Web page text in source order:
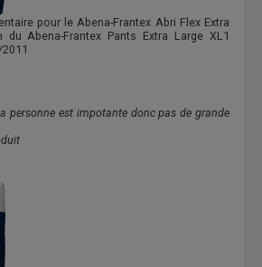
pour le Abena-Frantex Abri Flex Extra
Abena-Frantex Pants Extra Large XL1
personne est impotante donc pas de grande